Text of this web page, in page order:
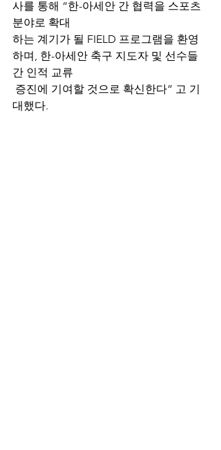
사를 통해 “한-아세안 간 협력을 스포츠
분야로 확대
하는 계기가 될 FIELD 프로그램을 환영
하며, 한-아세안 축구 지도자 및 선수들
간 인적 교류
대했다.